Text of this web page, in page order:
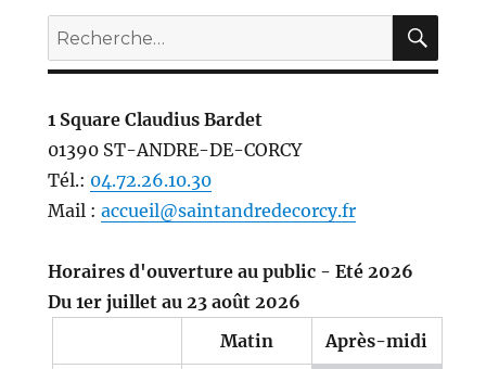
Recherche
pour :
1 Square Claudius Bardet
01390 ST-ANDRE-DE-CORCY
Tél.: 04.72.26.10.30
Mail : accueil@saintandredecorcy.fr
Horaires d'ouverture au public - Eté 2026
Du 1er juillet au 23 août 2026
Matin
Après-midi